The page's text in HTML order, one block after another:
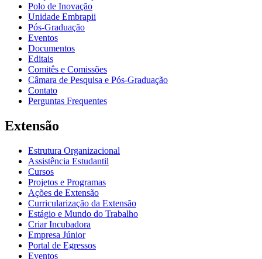
Polo de Inovação
Unidade Embrapii
Pós-Graduação
Eventos
Documentos
Editais
Comitês e Comissões
Câmara de Pesquisa e Pós-Graduação
Contato
Perguntas Frequentes
Extensão
Estrutura Organizacional
Assistência Estudantil
Cursos
Projetos e Programas
Ações de Extensão
Curricularização da Extensão
Estágio e Mundo do Trabalho
Criar Incubadora
Empresa Júnior
Portal de Egressos
Eventos